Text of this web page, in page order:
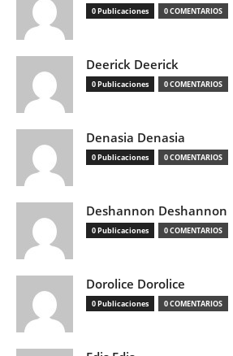
0 Publicaciones 0 COMENTARIOS
Deerick Deerick
0 Publicaciones 0 COMENTARIOS
Denasia Denasia
0 Publicaciones 0 COMENTARIOS
Deshannon Deshannon
0 Publicaciones 0 COMENTARIOS
Dorolice Dorolice
0 Publicaciones 0 COMENTARIOS